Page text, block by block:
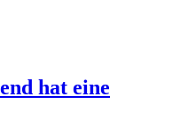
hat eine